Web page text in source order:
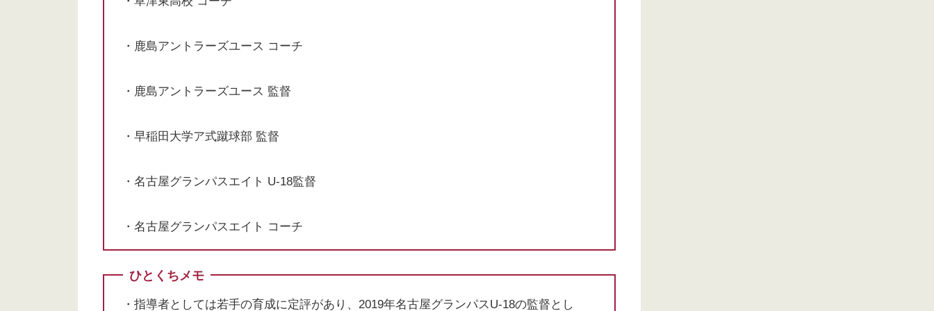
・鹿島アントラーズユース コーチ
・鹿島アントラーズユース 監督
・早稲田大学ア式蹴球部 監督
・名古屋グランパスエイト U-18監督
・名古屋グランパスエイト コーチ
ひとくちメモ
・指導者としては若手の育成に定評があり、2019年名古屋グランパスU-18の監督とし